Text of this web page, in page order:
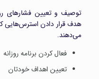
توصیف و تعیین فشارهای
هدف قرار دادن استرس‌هایی
می‌دهند.
فعال کردن برنامه روزانه
تعیین اهداف خودتان